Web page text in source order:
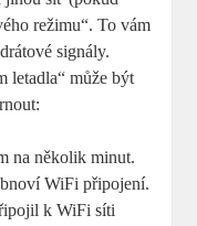
režimu“. To vám
signály.
letadla“ může být
na několik minut.
WiFi připojení.
k WiFi síti